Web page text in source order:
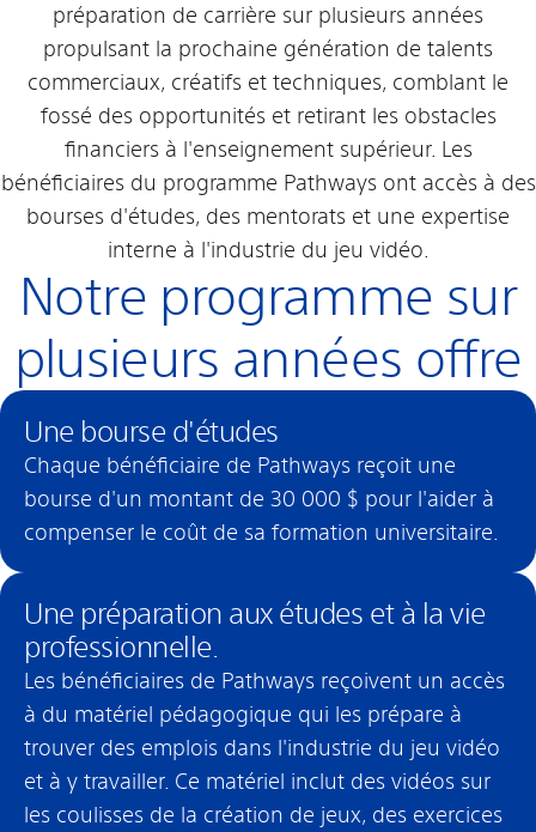
préparation de carrière sur plusieurs années
propulsant la prochaine génération de talents
commerciaux, créatifs et techniques, comblant le
fossé des opportunités et retirant les obstacles
financiers à l'enseignement supérieur. Les
bénéficiaires du programme Pathways ont accès à des
bourses d'études, des mentorats et une expertise
interne à l'industrie du jeu vidéo.
Notre programme sur
plusieurs années offre
Une bourse d'études
Chaque bénéficiaire de Pathways reçoit une
bourse d'un montant de 30 000 $ pour l'aider à
compenser le coût de sa formation universitaire.
Une préparation aux études et à la vie
professionnelle.
Les bénéficiaires de Pathways reçoivent un accès
à du matériel pédagogique qui les prépare à
trouver des emplois dans l'industrie du jeu vidéo
et à y travailler. Ce matériel inclut des vidéos sur
les coulisses de la création de jeux, des exercices